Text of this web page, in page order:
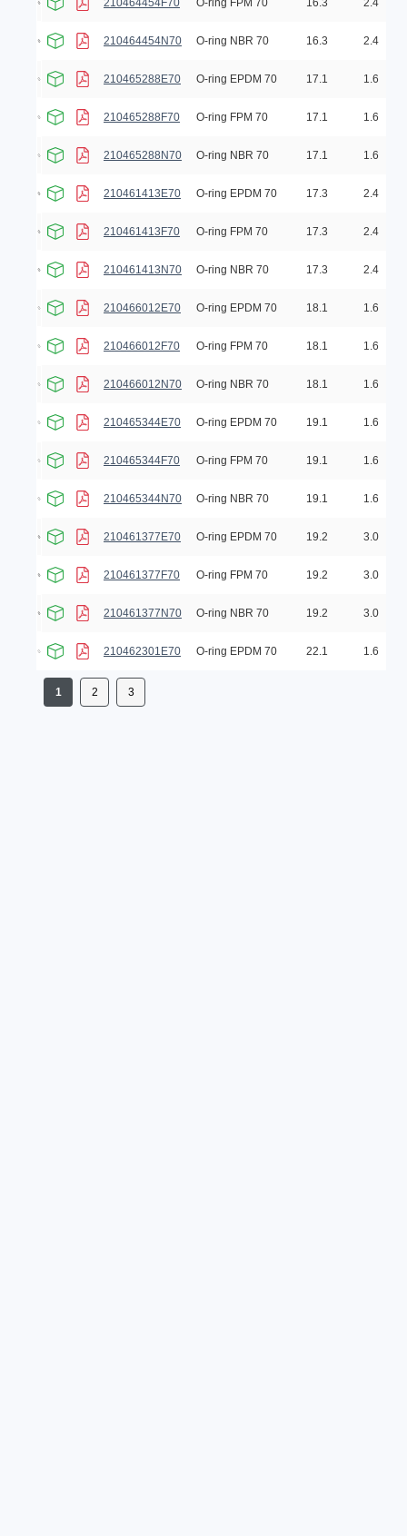
210464454N70 O-ring NBR 70 16.3 2.4
210465288E70 O-ring EPDM 70 17.1 1.6
210465288F70 O-ring FPM 70 17.1 1.6
210465288N70 O-ring NBR 70 17.1 1.6
210461413E70 O-ring EPDM 70 17.3 2.4
210461413F70 O-ring FPM 70 17.3 2.4
210461413N70 O-ring NBR 70 17.3 2.4
210466012E70 O-ring EPDM 70 18.1 1.6
210466012F70 O-ring FPM 70 18.1 1.6
210466012N70 O-ring NBR 70 18.1 1.6
210465344E70 O-ring EPDM 70 19.1 1.6
210465344F70 O-ring FPM 70 19.1 1.6
210465344N70 O-ring NBR 70 19.1 1.6
210461377E70 O-ring EPDM 70 19.2 3.0
210461377F70 O-ring FPM 70 19.2 3.0
210461377N70 O-ring NBR 70 19.2 3.0
210462301E70 O-ring EPDM 70 22.1 1.6
1 2 3